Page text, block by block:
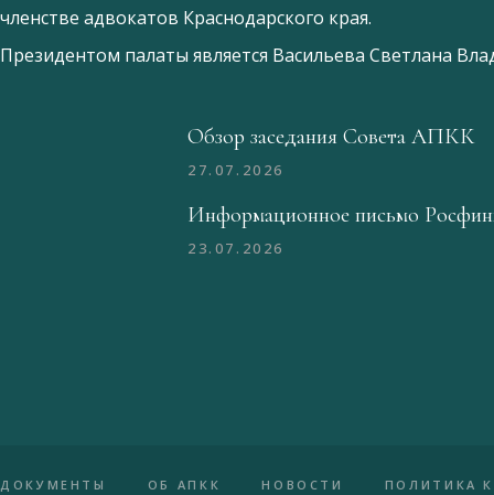
членстве адвокатов Краснодарского края.
Президентом палаты является Ваcильева Светлана
Обзор заседания Совета АПКК
27.07.2026
Информационное письмо
23.07.2026
ДОКУМЕНТЫ ОБ АПКК НОВОСТИ ПОЛИТИКА